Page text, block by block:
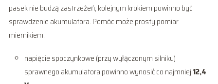
pasek nie budzą zastrzeżeń, kolejnym krokiem powinno być
sprawdzenie akumulatora. Pomóc może prosty pomiar
miernikiem:
napięcie spoczynkowe (przy wyłączonym silniku)
sprawnego akumulatora powinno wynosić co najmniej 12,4